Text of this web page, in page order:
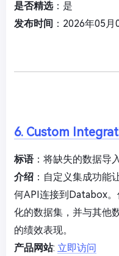
是否精选：是
发布时间 ：2026年05
6. Custom
标语：将缺失的数据导
介绍 ：自定义集成功能
何API连接到Databox
化的数据集，并与其他
的绩效表现。
产品网站: 立即访问